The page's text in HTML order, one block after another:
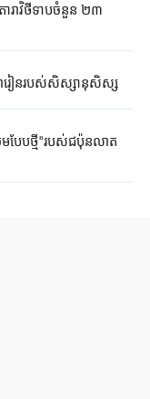
រាវិថីទាប​ចំនួន ២៣
រៀន​របស់​សិស្សានុសិស្ស​​
ែបថ្មី"របស់ជប៉ុនលាត